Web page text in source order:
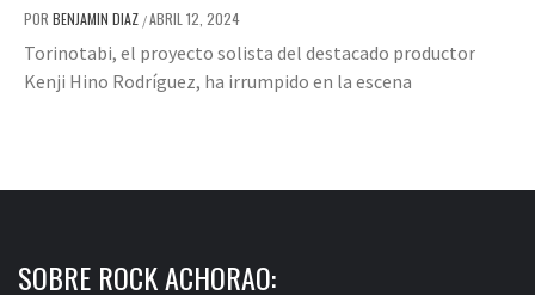
POR BENJAMIN DIAZ /ABRIL 12, 2024
Torinotabi, el proyecto solista del destacado productor
Kenji Hino Rodríguez, ha irrumpido en la escena
SOBRE ROCK ACHORAO: